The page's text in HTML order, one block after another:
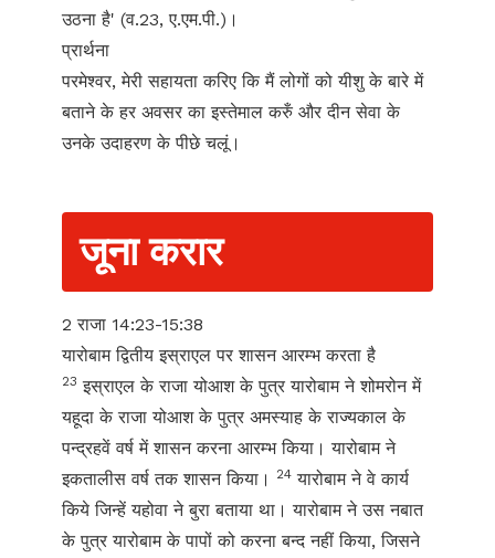
उठना है' (व.23, ए.एम.पी.)।
प्रार्थना
परमेश्वर, मेरी सहायता करिए कि मैं लोगों को यीशु के बारे में
बताने के हर अवसर का इस्तेमाल करुँ और दीन सेवा के
उनके उदाहरण के पीछे चलूं।
जूना करार
2 राजा 14:23-15:38
यारोबाम द्वितीय इस्राएल पर शासन आरम्भ करता है
23 इस्राएल के राजा योआश के पुत्र यारोबाम ने शोमरोन में
यहूदा के राजा योआश के पुत्र अमस्याह के राज्यकाल के
पन्द्रहवें वर्ष में शासन करना आरम्भ किया। यारोबाम ने
इकतालीस वर्ष तक शासन किया।
24 यारोबाम ने वे कार्य
किये जिन्हें यहोवा ने बुरा बताया था। यारोबाम ने उस नबात
के पुत्र यारोबाम के पापों को करना बन्द नहीं किया, जिसने